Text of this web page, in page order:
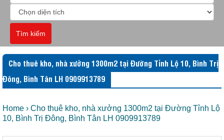
Tìm kiếm
Cho thuê kho, nhà xưởng 1300m2 tại Đường Tỉnh Lộ 10, Bình Trị
Đông, Bình Tân LH 0909913789
Home › Cho thuê kho, nhà xưởng 1300m2 tại Đường Tỉnh Lộ
10, Bình Trị Đông, Bình Tân LH 0909913789